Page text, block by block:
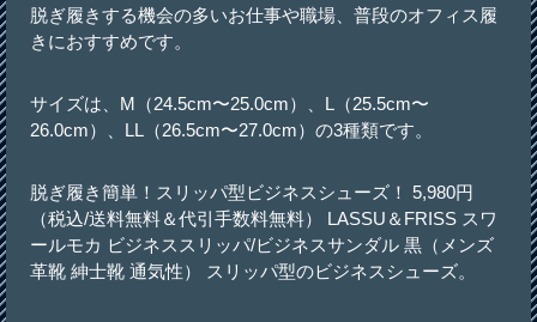
脱ぎ履きする機会の多いお仕事や職場、普段のオフィス履
きにおすすめです。
サイズは、M（24.5cm〜25.0cm）、L（25.5cm〜
26.0cm）、LL（26.5cm〜27.0cm）の3種類です。
脱ぎ履き簡単！スリッパ型ビジネスシューズ！ 5,980円
（税込/送料無料＆代引手数料無料） LASSU＆FRISS スワ
ールモカ ビジネススリッパ/ビジネスサンダル 黒（メンズ
革靴 紳士靴 通気性） スリッパ型のビジネスシューズ。